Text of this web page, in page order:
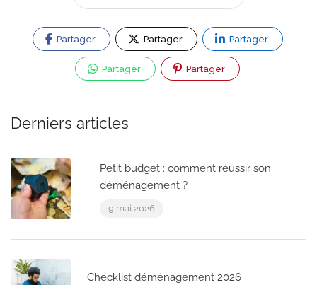
Partager Partager Partager
Partager Partager
Derniers articles
Petit budget : comment réussir son
déménagement ?
9 mai 2026
Checklist déménagement 2026